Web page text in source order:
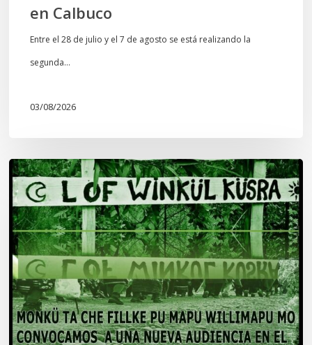
en Calbuco
Entre el 28 de julio y el 7 de agosto se está realizando la
segunda…
03/08/2026
Lof
Winkül
Küsra
convoca
a
apoyar
audiencia
en